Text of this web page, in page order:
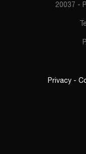
20037 -
Privacy -